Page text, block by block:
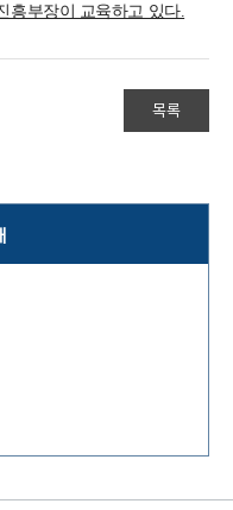
흥부장이 교육하고 있다.
목록